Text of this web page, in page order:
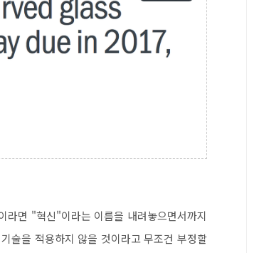
라면 "혁신"이라는 이름을 내려놓으면서까지
술을 적용하지 않을 것이라고 무조건 부정할